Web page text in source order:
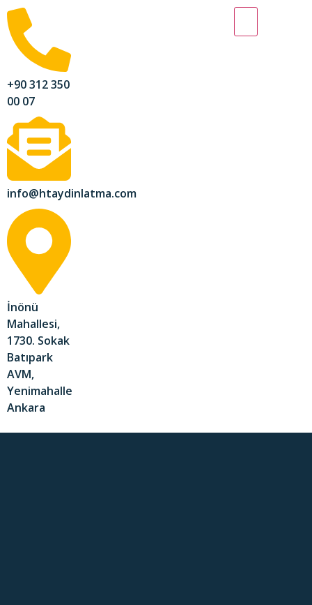
+90 312 350
00 07
info@htaydinlatma.com
İnönü
Mahallesi,
1730. Sokak
Batıpark
AVM,
Yenimahalle
Ankara